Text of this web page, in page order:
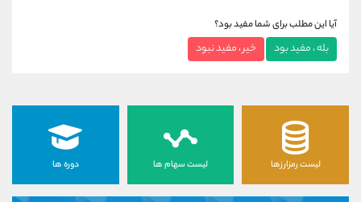
آیا این مطلب برای شما مفید بود؟
بله ، مفید بود خیر ، مفید نبود
لیست رمزارزها لیست سهام ها دوره ها